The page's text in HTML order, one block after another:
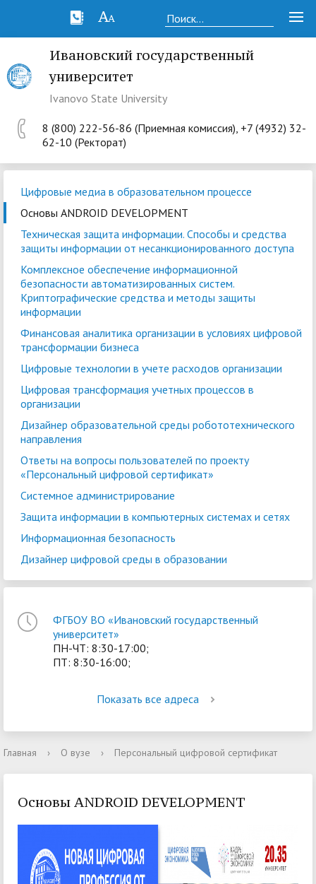
Ивановский государственный
университет
Ivanovo State University
8 (800) 222-56-86 (Приемная комиссия), +7 (4932) 32-
62-10 (Ректорат)
Цифровые медиа в образовательном процессе
Основы ANDROID DEVELOPMENT
Техническая защита информации. Способы и средства
защиты информации от несанкционированного доступа
Комплексное обеспечение информационной
безопасности автоматизированных систем.
Криптографические средства и методы защиты
информации
Финансовая аналитика организации в условиях цифровой
трансформации бизнеса
Цифровые технологии в учете расходов организации
Цифровая трансформация учетных процессов в
организации
Дизайнер образовательной среды робототехнического
направления
Ответы на вопросы пользователей по проекту
«Персональный цифровой сертификат»
Системное администрирование
Защита информации в компьютерных системах и сетях
Информационная безопасность
Дизайнер цифровой среды в образовании
ФГБОУ ВО «Ивановский государственный
университет»
ПН-ЧТ: 8:30-17:00;
ПТ: 8:30-16:00;
Показать все адреса
Главная › О вузе › Персональный цифровой сертификат
Основы ANDROID DEVELOPMENT